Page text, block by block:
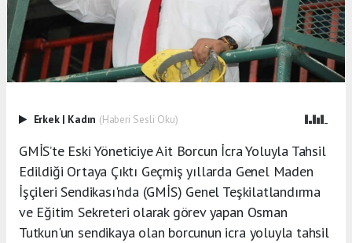
Erkek | Kadın (Haberi Sesli Oku)
GMİS’te Eski Yöneticiye Ait Borcun İcra Yoluyla Tahsil
Edildiği Ortaya Çıktı Geçmiş yıllarda Genel Maden
İşçileri Sendikası'nda (GMİS) Genel Teşkilatlandırma
ve Eğitim Sekreteri olarak görev yapan Osman
Tutkun'un sendikaya olan borcunun icra yoluyla tahsil